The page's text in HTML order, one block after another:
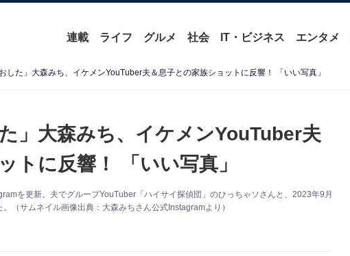
連載 ライフ グルメ 社会 IT・ビジネス エンタメ
した」大森みち、イケメンYouTuber夫＆息子との家族ショットに反響！ 「いい写真」
」大森みち、イケメンYouTuber夫
トに反響！ 「いい写真」
を更新。夫でグループYouTuber「ハイサイ探偵団」のひっちゃソさんと、2023年9月
（サムネイル画像出典：大森みちさん公式Instagramより）